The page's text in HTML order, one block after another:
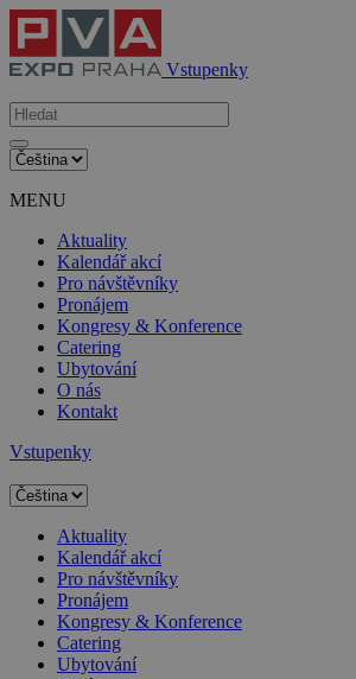
Vstupenky
MENU
Aktuality
Kalendář akcí
Pro návštěvníky
Pronájem
Kongresy & Konference
Catering
Ubytování
O nás
Kontakt
Vstupenky
Aktuality
Kalendář akcí
Pro návštěvníky
Pronájem
Kongresy & Konference
Catering
Ubytování